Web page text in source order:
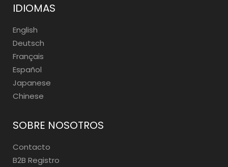
IDIOMAS
English
Deutsch
Français
Español
Japanese
Chinese
SOBRE NOSOTROS
Contacto
B2B Registro